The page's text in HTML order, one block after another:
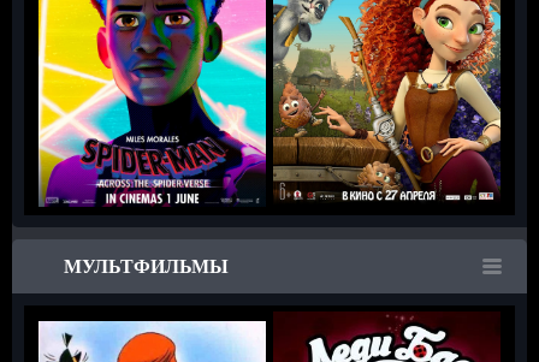
МУЛЬТФИЛЬМЫ